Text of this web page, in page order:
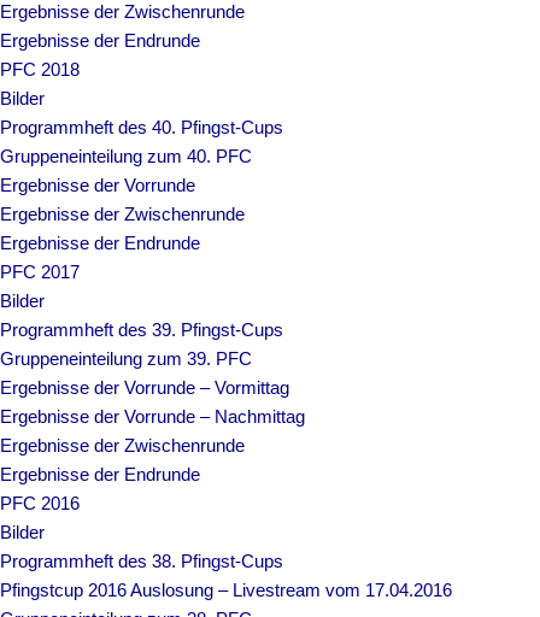
Ergebnisse der Zwischenrunde
Ergebnisse der Endrunde
PFC 2018
Bilder
Programmheft des 40. Pfingst-Cups
Gruppeneinteilung zum 40. PFC
Ergebnisse der Vorrunde
Ergebnisse der Zwischenrunde
Ergebnisse der Endrunde
PFC 2017
Bilder
Programmheft des 39. Pfingst-Cups
Gruppeneinteilung zum 39. PFC
Ergebnisse der Vorrunde – Vormittag
Ergebnisse der Vorrunde – Nachmittag
Ergebnisse der Zwischenrunde
Ergebnisse der Endrunde
PFC 2016
Bilder
Programmheft des 38. Pfingst-Cups
Pfingstcup 2016 Auslosung – Livestream vom 17.04.2016